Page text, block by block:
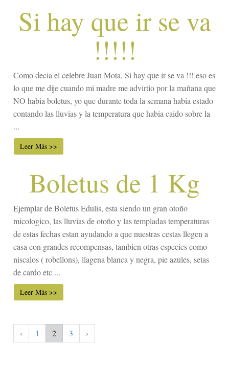
Si hay que ir se va
!!!!!
Como decia el celebre Juan Mota, Si hay que ir se va !!! eso es
lo que me dije cuando mi madre me advirtio por la mañana que
NO habia boletus, yo que durante toda la semana habia estado
contando las lluvias y la temperatura que habia caido sobre la
...
Leer Más >>
Boletus de 1 Kg
Ejemplar de Boletus Edulis, esta siendo un gran otoño
micologico, las lluvias de otoño y las templadas temperaturas
de estas fechas estan ayudando a que nuestras cestas llegen a
casa con grandes recompensas, tambien otras especies como
niscalos ( robellons), llagena blanca y negra, pie azules, setas
de cardo etc ...
Leer Más >>
‹ 1 2 3 ›